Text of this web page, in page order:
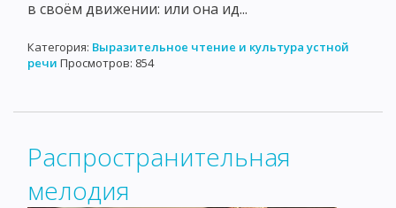
в своём движении: или она ид...
Категория: Выразительное чтение и культура устной
речи Просмотров: 854
Распространительная
мелодия